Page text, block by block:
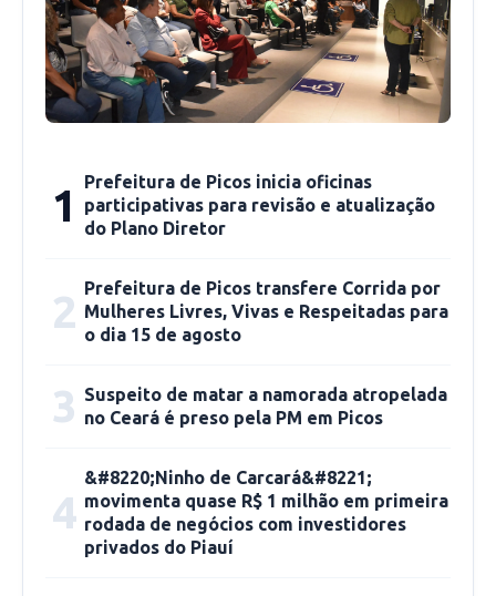
investigado pelaPolícia Civil, que deve apurar
as circunstâncias da discussão que terminou de
forma trágica.
1
Prefeitura de Picos inicia oficinas
participativas para revisão e atualização
do Plano Diretor
2 Prefeitura de Picos transfere Corrida por
Mulheres Livres, Vivas e Respeitadas para
o dia 15 de agosto
3 Suspeito de matar a namorada atropelada
no Ceará é preso pela PM em Picos
4
&#8220;Ninho de Carcará&#8221;
movimenta quase R$ 1 milhão em primeira
rodada de negócios com investidores
privados do Piauí